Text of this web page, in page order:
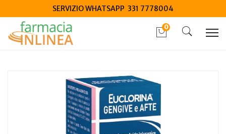
SERVIZIO WHATSAPP 331 7778004
0
Euclorina Gengive e Afte Collutorio 200ml